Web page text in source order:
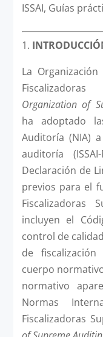
ISSAI, Guías
1.
La
Organization of
ha adoptado
Auditoría (NIA)
auditoría
Declaración de
previos para el
Fiscalizadoras
incluyen el
control de
de fiscalización
cuerpo
normativo
Normas
Fiscalizadoras